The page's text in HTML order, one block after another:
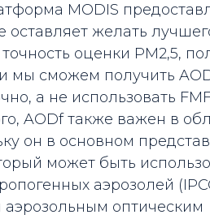
MODIS
оставляет желать
оценки PM2,5,
мы сможем получить
а не использовать
AODf также важен в
он в основном
может быть
аэрозолей
оптическим